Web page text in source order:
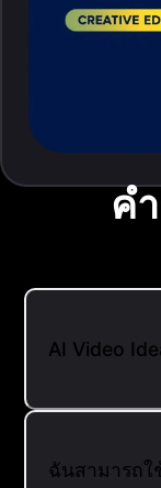
ค
AI Video
ฉันสามารถใ